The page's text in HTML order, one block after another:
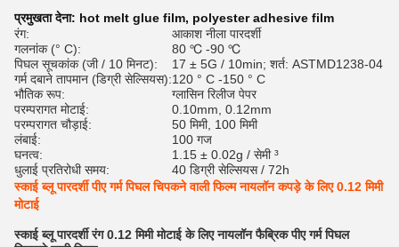
प्रमुखता देना: hot melt glue film, polyester adhesive film
रंग:
आकाश नीला पारदर्शी
गलनांक (° C):
80 ℃ -90 ℃
पिघल सूचकांक (जी / 10 मिनट):
17 ± 5G / 10min; शर्त: ASTMD1238-04
गर्म दबाने तापमान (डिग्री सेल्सियस):120 ° C -150 ° C
भौतिक रूप:
ग्लासिन रिलीज पेपर
परम्परागत मोटाई:
0.10mm, 0.12mm
परम्परागत चौड़ाई:
50 मिमी, 100 मिमी
लंबाई:
100 गज
घनत्व:
1.15 ± 0.02g / सेमी ³
धुलाई प्रतिरोधी समय:
40 डिग्री सेल्सियस / 72h
स्काई ब्लू पारदर्शी पीए गर्म पिघल चिपकने वाली फिल्म नायलॉन कपड़े के लिए 0.12 मिमी
मोटाई
स्काई ब्लू पारदर्शी रंग 0.12 मिमी मोटाई के लिए नायलॉन फैब्रिक पीए गर्म पिघल